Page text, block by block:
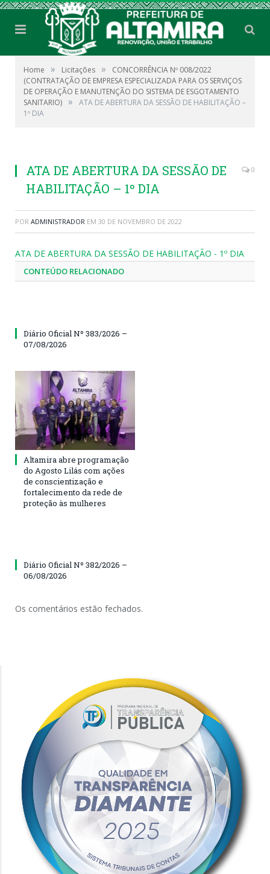
Home » Licitações »
CONCORRÊNCIA Nº 008/2022
(CONTRATAÇÃO DE EMPRESA ESPECIALIZADA PARA OS SERVIÇOS
DE OPERAÇÃO E MANUTENÇÃO DO SISTEMA DE ESGOTAMENTO
SANITARIO) »
ATA DE ABERTURA DA SESSÃO DE HABILITAÇÃO –
1º DIA
ATA DE ABERTURA DA SESSÃO DE
HABILITAÇÃO – 1º DIA
0
POR ADMINISTRADOR EM 30 DE NOVEMBRO DE 2022
ATA DE ABERTURA DA SESSÃO DE HABILITAÇÃO - 1º DIA
CONTEÚDO RELACIONADO
Diário Oficial Nº 383/2026 –
07/08/2026
Altamira abre programação
do Agosto Lilás com ações
de conscientização e
fortalecimento da rede de
proteção às mulheres
Diário Oficial Nº 382/2026 –
06/08/2026
Os comentários estão fechados.